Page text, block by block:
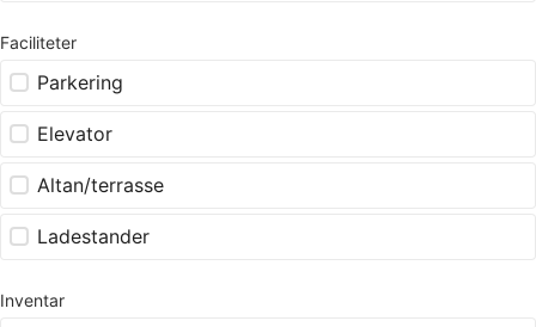
Faciliteter
Parkering
Elevator
Altan/terrasse
Ladestander
Inventar